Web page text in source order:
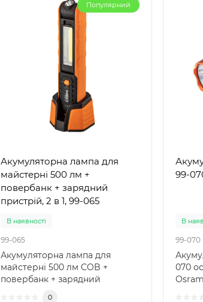
Популярний
Акумуляторна лампа для
майстерні 500 лм +
повербанк + зарядний
пристрій, 2 в 1, 99-065
В наявності
99-065
Акумуляторна лампа для
майстерні 500 лм COB +
повербанк + зарядний
0
99-
В
99-070
070